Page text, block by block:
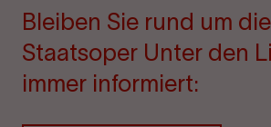
Bleiben Sie rund um die
Staatsoper Unter den
immer informiert: